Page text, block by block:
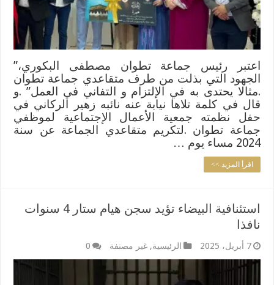
اعتبر رئيس جماعة تطوان مصطفى البكوري،”
الجهود التي بذلت من طرف متقاعدي جماعة تطوان
.مثالا يحتدى به في الإلتزام و التفاني في العمل” .و
قال في كلمة تلاها نيابة عنه نائبه زهير الركاني في
حفل نظمته جمعية الأعمال الإجتماعية لموظفي
جماعة تطوان .لتكريم متقاعدي الجماعة عن سنة
2024 مساء يوم …
اقرأ المزيد >>
استئنافية البيضاء تؤيد سجن هيام ستار 4 سنوات
نافذا
7 أبريل، 2025 الرئيسية,غير مصنفة 0